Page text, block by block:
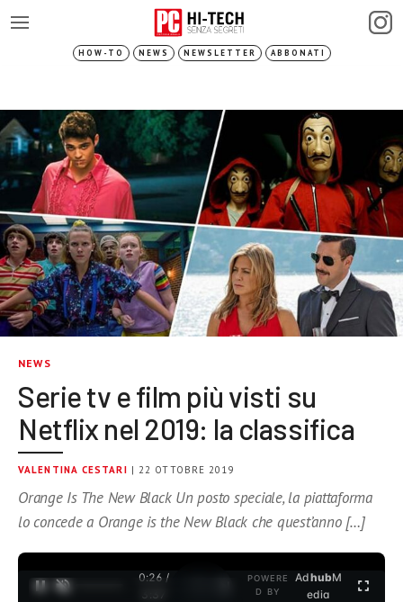
HOW-TO NEWS NEWSLETTER ABBONATI
NEWS
Serie tv e film più visti su
Netflix nel 2019: la classifica
VALENTINA CESTARI | 22 OTTOBRE 2019
Orange Is The New Black Un posto speciale, la piattaforma
lo concede a Orange is the New Black che quest’anno […]
0:26 /
3:37
POWERE
D BY
AdhubM
edia